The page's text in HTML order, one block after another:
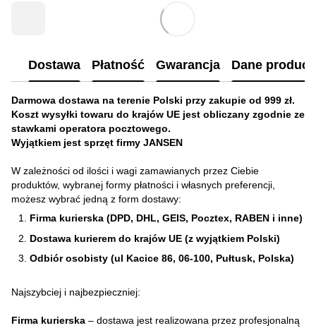
Dostawa Płatność Gwarancja Dane
Darmowa dostawa na terenie Polski przy zakupie od 999 zł.
Koszt wysyłki towaru do krajów UE jest obliczany zgodnie ze
stawkami operatora pocztowego.
Wyjątkiem jest sprzęt firmy JANSEN
W zależności od ilości i wagi zamawianych przez Ciebie
produktów, wybranej formy płatności i własnych preferencji,
możesz wybrać jedną z form dostawy:
Firma kurierska (DPD, DHL, GEIS, Pocztex, RABEN i inne)
Dostawa kurierem do krajów UE (z wyjątkiem Polski)
Odbiór osobisty (ul Kacice 86, 06-100, Pułtusk, Polska)
Najszybciej i najbezpieczniej:
Firma kurierska – dostawa jest realizowana przez profesjonalną